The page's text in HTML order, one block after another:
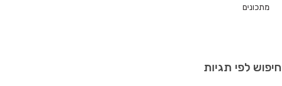
מתכונים
חיפוש לפי תגיות